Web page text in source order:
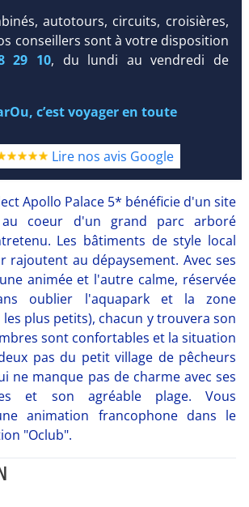
DEVIS /
RÉSERVATION
Tx :73 %
l'hôtel : 29 km
Apollo Palace 5* bénéficie d'un site
coeur d'un grand parc arboré
Les bâtiments de style local
rajoutent au dépaysement. Avec ses
animée et l'autre calme, réservée
oublier l'aquapark et la zone
plus petits), chacun y trouvera son
sont confortables et la situation
pas du petit village de pêcheurs
ne manque pas de charme avec ses
et son agréable plage. Vous
animation francophone dans le
"Oclub".
autotours, circuits, croisières,
conseillers sont à votre disposition
29 10, du lundi au vendredi de
c’est voyager en toute
Lire nos avis Google